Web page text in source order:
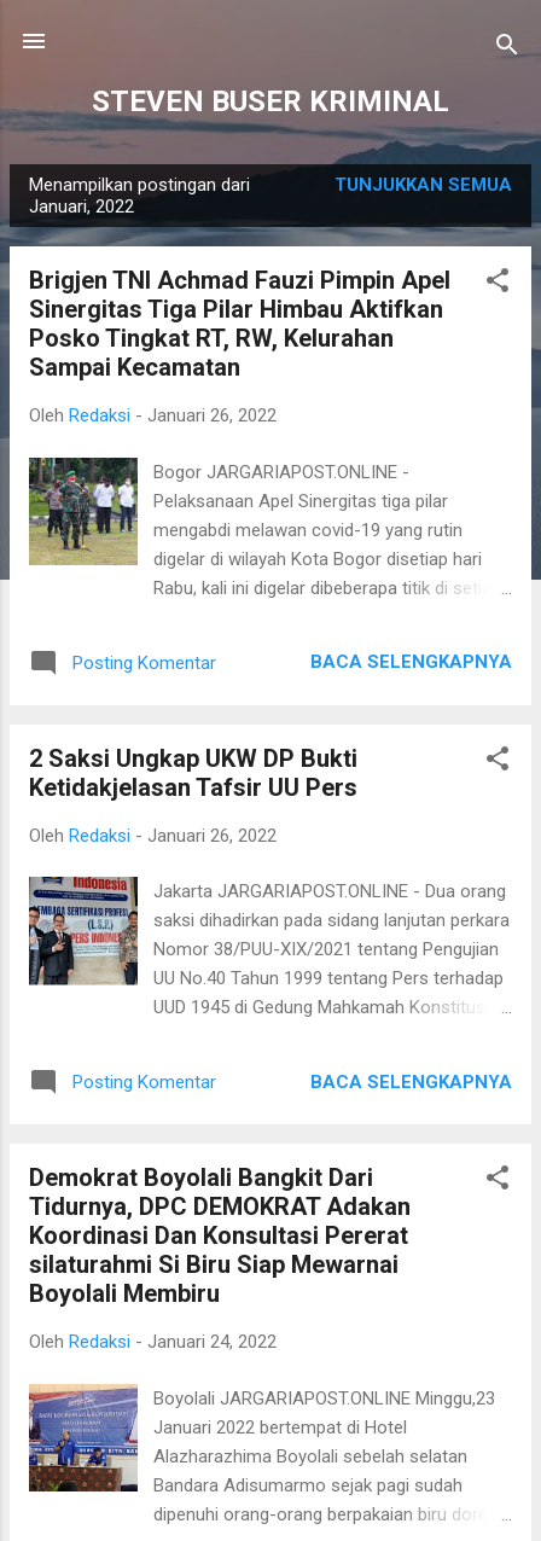
STEVEN BUSER KRIMINAL
o
Menampilkan postingan dari
Januari, 2022
TUNJUKKAN SEMUA
Brigjen TNI Achmad Fauzi Pimpin Apel
Sinergitas Tiga Pilar Himbau Aktifkan
Posko Tingkat RT, RW, Kelurahan
Sampai Kecamatan
Oleh Redaksi - Januari 26, 2022
Bogor JARGARIAPOST.ONLINE -
Pelaksanaan Apel Sinergitas tiga pilar
mengabdi melawan covid-19 yang rutin
digelar di wilayah Kota Bogor disetiap hari
Rabu, kali ini digelar dibeberapa titik di setiap
Lapangan Kresna jl Kresna Raya RT 005/14
tiga pilar di Bogor Utara kali ini dipimpin oleh
Danrem 061/Sk Brigjen TNI Achmad Fauzi
Dr. Sigit Purwanto, S.I.P.(Kasiops Rem
Bogor Utara) serta bapak Ricky selaku
Camat Bogor Utara. Adapun personil apel
yang terlibat adalah anggota Polresta Bogor
kemudian para binmas Polsek Bogor Utara,
Kecamatan Bogor Utara, para RT dan para
sambutannya kali ini Danrem menyamp...
Posting Komentar BACA SELENGKAPNYA
2 Saksi Ungkap UKW DP Bukti
Ketidakjelasan Tafsir UU Pers
Oleh Redaksi - Januari 26, 2022
Jakarta JARGARIAPOST.ONLINE - Dua orang
saksi dihadirkan pada sidang lanjutan perkara
Nomor 38/PUU-XIX/2021 tentang Pengujian
UU No.40 Tahun 1999 tentang Pers terhadap
UUD 1945 di Gedung Mahkamah Konstitusi
Dewan Pers merupakan bukti terjadinya
organisasi pers Sindikat Wartawan Indonesia
menjelaskan kepada Majelis Hakim MK
mengenai kerugian konstitusionalitas
organisasi pers akibat ketidakjelasan tafsir
Pasal 15 Ayat (2) huruf f dan Ayat (5).
tersebut menyebabkan kesepakatan
tentang peraturan standar organisasi
wartawan dijadikan Dewan Pers menjadi
Peraturan Dewan Pers. “Akibatnya kami yang
mendirikan organisasi pers sesudah tahun
2006 itu kehilangan kesempatan membuat
Posting Komentar BACA SELENGKAPNYA
Demokrat Boyolali Bangkit Dari
Tidurnya, DPC DEMOKRAT Adakan
Koordinasi Dan Konsultasi Pererat
silaturahmi Si Biru Siap Mewarnai
Boyolali Membiru
Oleh Redaksi - Januari 24, 2022
Boyolali JARGARIAPOST.ONLINE Minggu,23
Januari 2022 bertempat di Hotel
Alazharazhima Boyolali sebelah selatan
Bandara Adisumarmo sejak pagi sudah
dipenuhi orang-orang berpakaian biru doreng